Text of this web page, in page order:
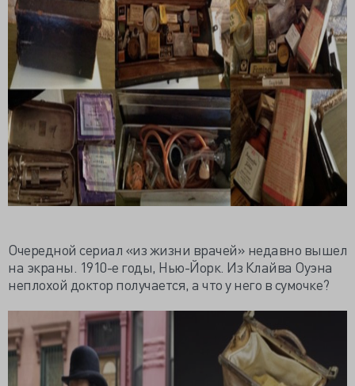
Очередной сериал «из жизни врачей» недавно вышел
на экраны. 1910-е годы, Нью-Йорк. Из Клайва Оуэна
неплохой доктор получается, а что у него в сумочке?